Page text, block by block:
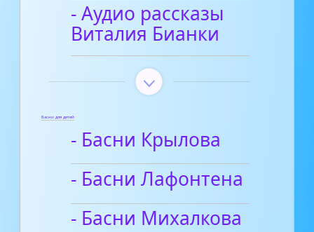
- Аудио рассказы
Виталия Бианки
Басни для детей
- Басни Крылова
- Басни Лафонтена
- Басни Михалкова